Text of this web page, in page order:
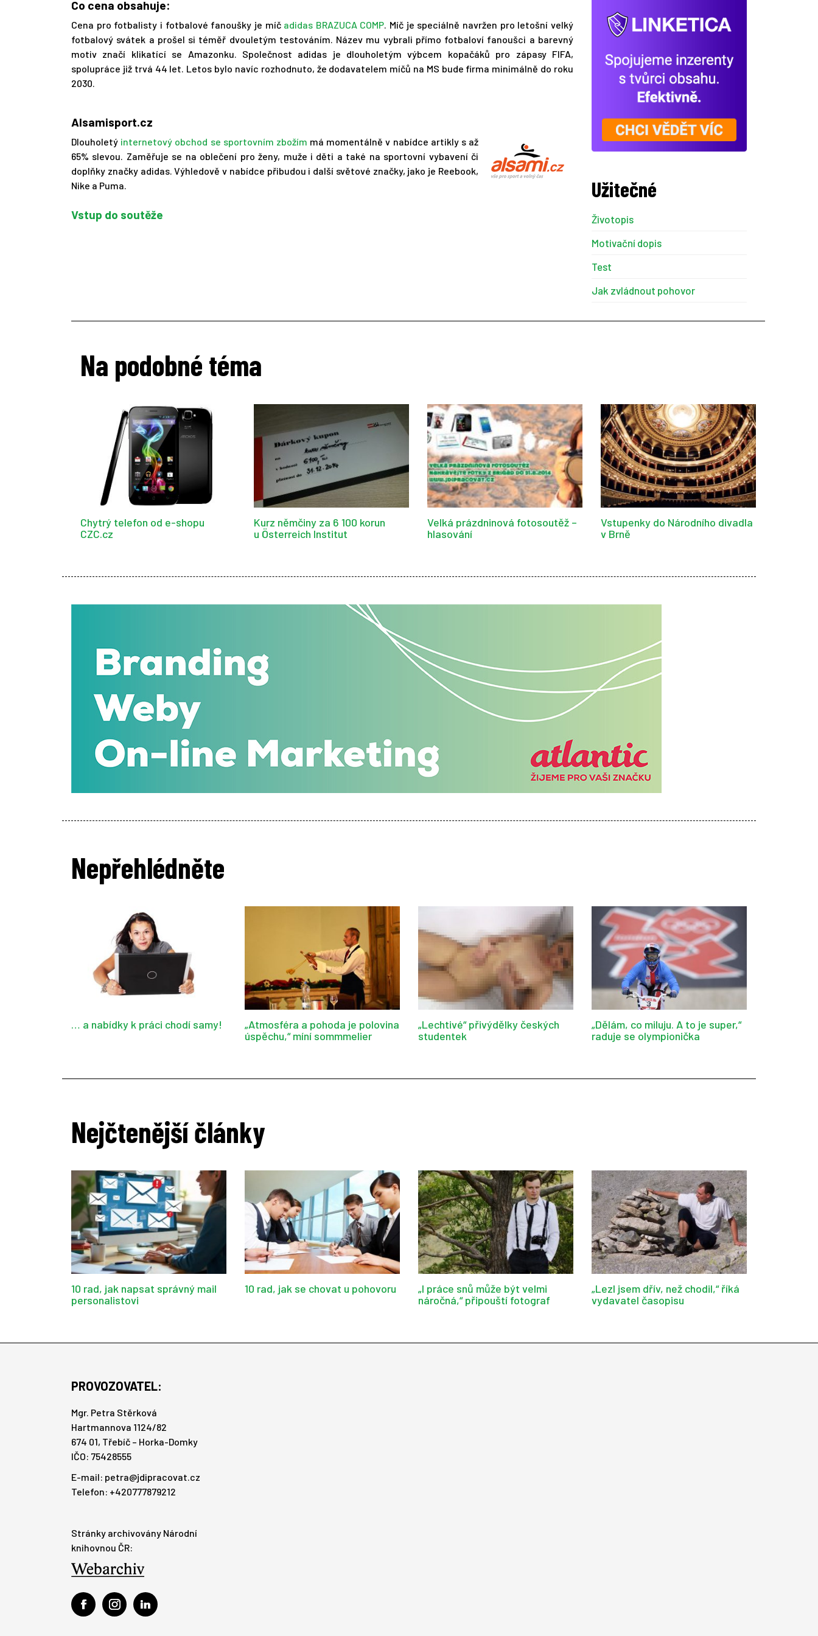
Co cena obsahuje:
Cena pro fotbalisty i fotbalové fanoušky je míč adidas BRAZUCA COMP. Míč je speciálně navržen pro letošní velký
fotbalový svátek a prošel si téměř dvouletým testováním. Název mu vybrali přímo fotbaloví fanoušci a barevný
motiv značí klikatící se Amazonku. Společnost adidas je dlouholetým výbcem kopačáků pro zápasy FIFA,
spolupráce již trvá 44 let. Letos bylo navíc rozhodnuto, že dodavatelem míčů na MS bude firma minimálně do roku
2030.
Alsamisport.cz
Dlouholetý internetový obchod se sportovním zbožím má momentálně v nabídce artikly s až
65% slevou. Zaměřuje se na oblečení pro ženy, muže i děti a také na sportovní vybavení či
doplňky značky adidas. Výhledově v nabídce přibudou i další světové značky, jako je Reebook,
Nike a Puma.
Vstup do soutěže
Užitečné
Životopis
Motivační dopis
Test
Jak zvládnout pohovor
Na podobné téma
Chytrý telefon od e-shopu
CZC.cz
Kurz němčiny za 6 100 korun
u Österreich Institut
Velká prázdninová fotosoutěž –
hlasování
Vstupenky do Národního divadla
v Brně
Nepřehlédněte
… a nabídky k práci chodí samy!
„Atmosféra a pohoda je polovina
úspěchu,“ míní sommmelier
„Lechtivé“ přivýdělky českých
studentek
„Dělám, co miluju. A to je super,“
raduje se olympionička
Nejčtenější články
10 rad, jak napsat správný mail
personalistovi
10 rad, jak se chovat u pohovoru
„I práce snů může být velmi
náročná,“ připouští fotograf
„Lezl jsem dřív, než chodil,“ říká
vydavatel časopisu
PROVOZOVATEL:
Mgr. Petra Stěrková
Hartmannova 1124/82
674 01, Třebíč – Horka-Domky
IČO: 75428555
E-mail: petra@jdipracovat.cz
Telefon: +420777879212
Stránky archivovány Národní
knihovnou ČR: